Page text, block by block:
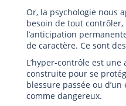
Or, la psychologie nous
besoin de tout
l’anticipation
de caractère. Ce sont
L’hyper-contrôle est
construite pour se
blessure passée ou
comme dangereux.